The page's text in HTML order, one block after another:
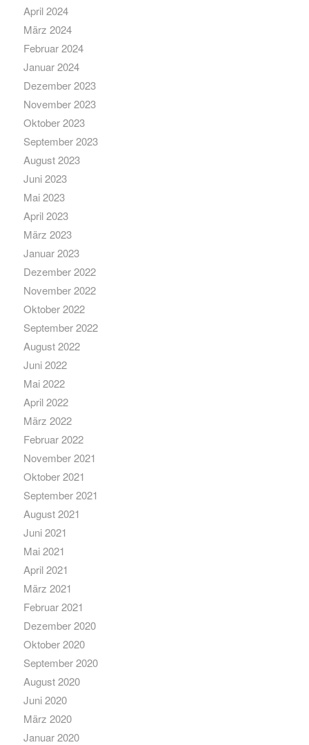
April 2024
März 2024
Februar 2024
Januar 2024
Dezember 2023
November 2023
Oktober 2023
September 2023
August 2023
Juni 2023
Mai 2023
April 2023
März 2023
Januar 2023
Dezember 2022
November 2022
Oktober 2022
September 2022
August 2022
Juni 2022
Mai 2022
April 2022
März 2022
Februar 2022
November 2021
Oktober 2021
September 2021
August 2021
Juni 2021
Mai 2021
April 2021
März 2021
Februar 2021
Dezember 2020
Oktober 2020
September 2020
August 2020
Juni 2020
März 2020
Januar 2020